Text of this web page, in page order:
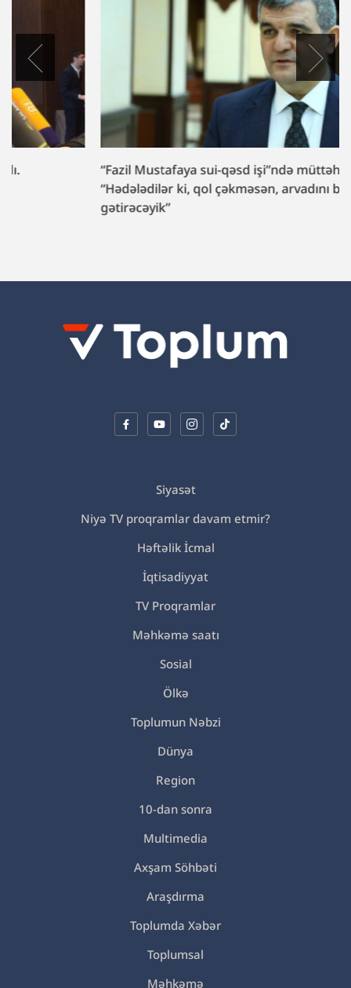
“Fazil Mustafaya sui-qəsd işi”ndə müttəhim:
“Hədələdilər ki, qol çəkməsən, arvadını bura
Siyasət
Niyə TV proqramlar davam etmir?
Həftəlik İcmal
İqtisadiyyat
TV Proqramlar
Məhkəmə saatı
Sosial
Ölkə
Toplumun Nəbzi
Dünya
Region
10-dan sonra
Multimedia
Axşam Söhbəti
Araşdırma
Toplumda Xəbər
Toplumsal
Məhkəmə